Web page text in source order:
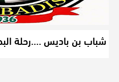
شباب بن باديس ….رحلة